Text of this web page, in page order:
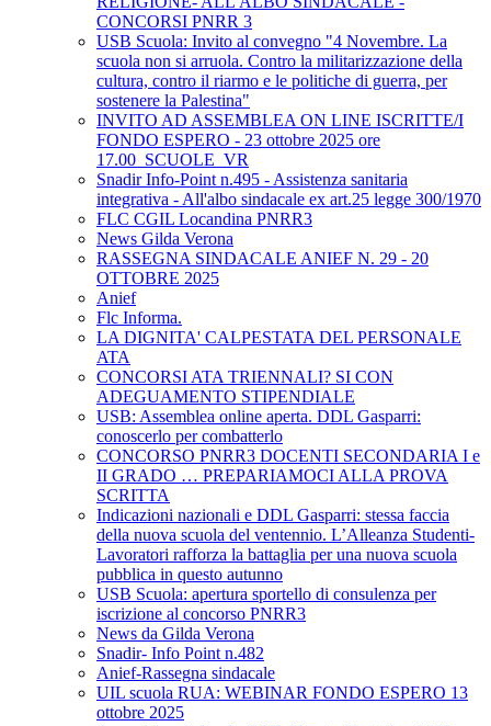
CONCORSI PNRR 3
USB Scuola: Invito al convegno "4 Novembre. La
scuola non si arruola. Contro la militarizzazione della
cultura, contro il riarmo e le politiche di guerra, per
sostenere la Palestina"
INVITO AD ASSEMBLEA ON LINE ISCRITTE/I
FONDO ESPERO - 23 ottobre 2025 ore
17.00_SCUOLE_VR
Snadir Info-Point n.495 - Assistenza sanitaria
integrativa - All'albo sindacale ex art.25 legge 300/1970
FLC CGIL Locandina PNRR3
News Gilda Verona
RASSEGNA SINDACALE ANIEF N. 29 - 20
OTTOBRE 2025
Anief
Flc Informa.
LA DIGNITA' CALPESTATA DEL PERSONALE
ATA
CONCORSI ATA TRIENNALI? SI CON
ADEGUAMENTO STIPENDIALE
USB: Assemblea online aperta. DDL Gasparri:
conoscerlo per combatterlo
CONCORSO PNRR3 DOCENTI SECONDARIA I e
II GRADO … PREPARIAMOCI ALLA PROVA
SCRITTA
Indicazioni nazionali e DDL Gasparri: stessa faccia
della nuova scuola del ventennio. L’Alleanza Studenti-
Lavoratori rafforza la battaglia per una nuova scuola
pubblica in questo autunno
USB Scuola: apertura sportello di consulenza per
iscrizione al concorso PNRR3
News da Gilda Verona
Snadir- Info Point n.482
Anief-Rassegna sindacale
UIL scuola RUA: WEBINAR FONDO ESPERO 13
ottobre 2025